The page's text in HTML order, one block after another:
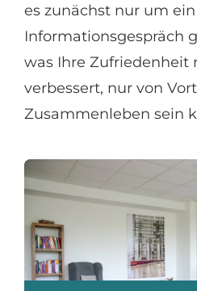
es zunächst nur um
Informationsgespräch
was Ihre Zufriedenheit
verbessert, nur von
Zusammenleben sein